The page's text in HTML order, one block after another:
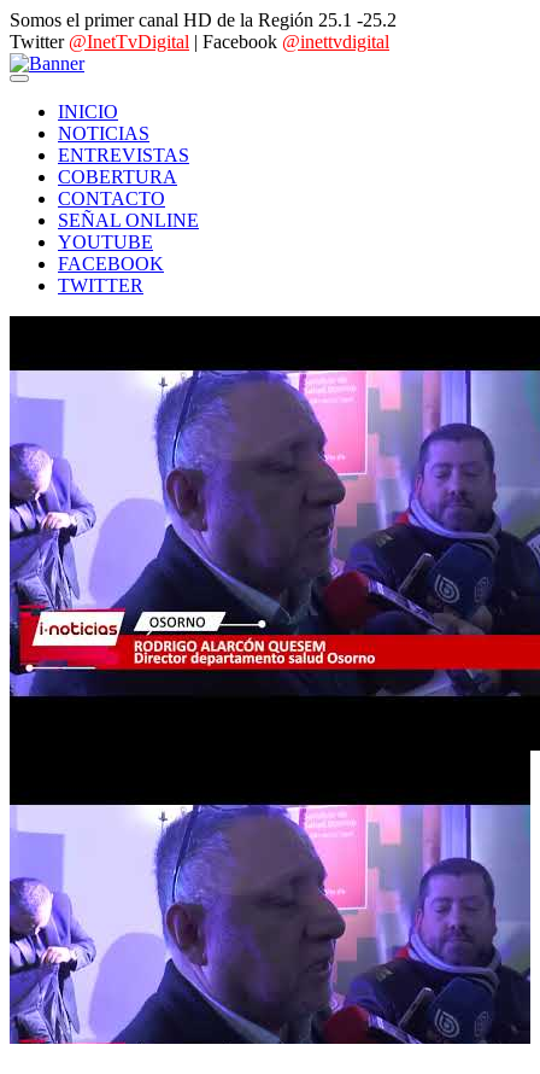
Somos el primer canal HD de la Región 25.1 -25.2
Twitter @InetTvDigital | Facebook @inettvdigital
INICIO
NOTICIAS
ENTREVISTAS
COBERTURA
CONTACTO
SEÑAL ONLINE
YOUTUBE
FACEBOOK
TWITTER